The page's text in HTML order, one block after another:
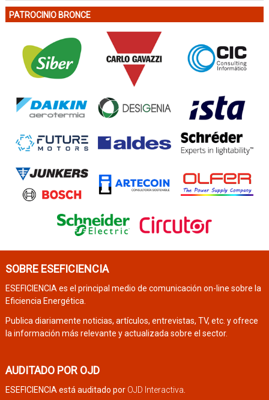
PATROCINIO BRONCE
SOBRE ESEFICIENCIA
ESEFICIENCIA es el principal medio de comunicación on-line sobre la
Eficiencia Energética.
Publica diariamente noticias, artículos, entrevistas, TV, etc. y ofrece
la información más relevante y actualizada sobre el sector.
AUDITADO POR OJD
ESEFICIENCIA está auditado por OJD Interactiva